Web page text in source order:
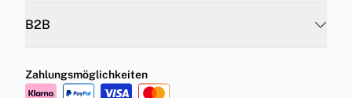
B2B
Zahlungsmöglichkeiten